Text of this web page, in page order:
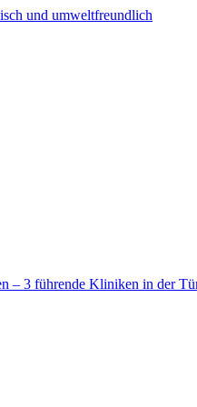
und umweltfreundlich
– 3 führende Kliniken in der